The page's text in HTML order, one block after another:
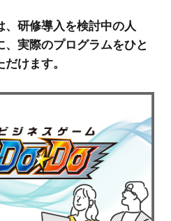
、研修導入を検討中の人
実際のプログラムをひと
けます。